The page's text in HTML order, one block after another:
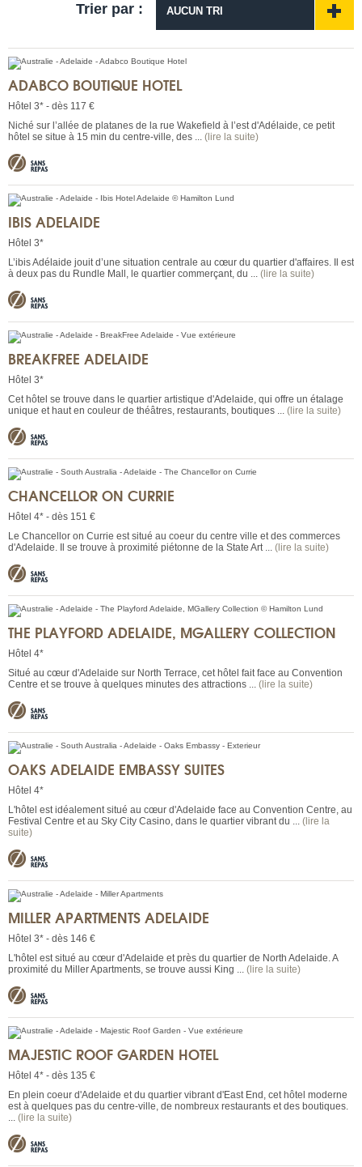
Trier par : AUCUN TRI
ADABCO BOUTIQUE HOTEL
Hôtel 3* - dès 117 €
Niché sur l’allée de platanes de la rue Wakefield à l’est d'Adélaide, ce petit
hôtel se situe à 15 min du centre-ville, des ... (lire la suite)
IBIS ADELAIDE
Hôtel 3*
L’ibis Adélaide jouit d’une situation centrale au cœur du quartier d'affaires. Il est
à deux pas du Rundle Mall, le quartier commerçant, du ... (lire la suite)
BREAKFREE ADELAIDE
Hôtel 3*
Cet hôtel se trouve dans le quartier artistique d'Adelaide, qui offre un étalage
unique et haut en couleur de théâtres, restaurants, boutiques ... (lire la suite)
CHANCELLOR ON CURRIE
Hôtel 4* - dès 151 €
Le Chancellor on Currie est situé au coeur du centre ville et des commerces
d'Adelaide. Il se trouve à proximité piétonne de la State Art ... (lire la suite)
THE PLAYFORD ADELAIDE, MGALLERY COLLECTION
Hôtel 4*
Situé au cœur d'Adelaide sur North Terrace, cet hôtel fait face au Convention
Centre et se trouve à quelques minutes des attractions ... (lire la suite)
OAKS ADELAIDE EMBASSY SUITES
Hôtel 4*
L'hôtel est idéalement situé au cœur d'Adelaide face au Convention Centre, au
Festival Centre et au Sky City Casino, dans le quartier vibrant du ... (lire la
suite)
MILLER APARTMENTS ADELAIDE
Hôtel 3* - dès 146 €
L'hôtel est situé au cœur d'Adelaide et près du quartier de North Adelaide. A
proximité du Miller Apartments, se trouve aussi King ... (lire la suite)
MAJESTIC ROOF GARDEN HOTEL
Hôtel 4* - dès 135 €
En plein coeur d'Adelaide et du quartier vibrant d'East End, cet hôtel moderne
est à quelques pas du centre-ville, de nombreux restaurants et des boutiques.
... (lire la suite)